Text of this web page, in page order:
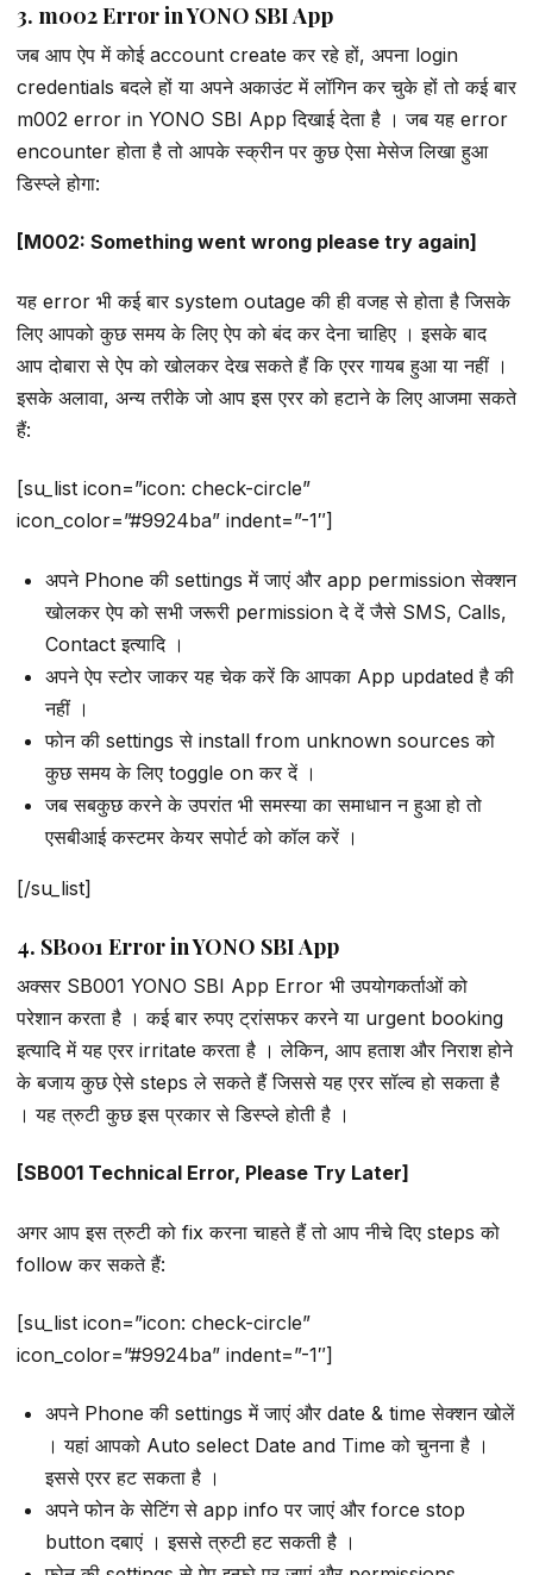
3. m002 Error in YONO SBI App
जब आप ऐप में कोई account create कर रहे हों, अपना login
credentials बदले हों या अपने अकाउंट में लॉगिन कर चुके हों तो कई बार
m002 error in YONO SBI App दिखाई देता है । जब यह error
encounter होता है तो आपके स्क्रीन पर कुछ ऐसा मेसेज लिखा हुआ
डिस्प्ले होगा:
[M002: Something went wrong please try again]
यह error भी कई बार system outage की ही वजह से होता है जिसके
लिए आपको कुछ समय के लिए ऐप को बंद कर देना चाहिए । इसके बाद
आप दोबारा से ऐप को खोलकर देख सकते हैं कि एरर गायब हुआ या नहीं ।
इसके अलावा, अन्य तरीके जो आप इस एरर को हटाने के लिए आजमा सकते
हैं:
[su_list icon=”icon: check-circle”
icon_color=”#9924ba” indent=”-1″]
अपने Phone की settings में जाएं और app permission सेक्शन
खोलकर ऐप को सभी जरूरी permission दे दें जैसे SMS, Calls,
Contact इत्यादि ।
अपने ऐप स्टोर जाकर यह चेक करें कि आपका App updated है की
नहीं ।
फोन की settings से install from unknown sources को
कुछ समय के लिए toggle on कर दें ।
जब सबकुछ करने के उपरांत भी समस्या का समाधान न हुआ हो तो
एसबीआई कस्टमर केयर सपोर्ट को कॉल करें ।
[/su_list]
4. SB001 Error in YONO SBI App
अक्सर SB001 YONO SBI App Error भी उपयोगकर्ताओं को
परेशान करता है । कई बार रुपए ट्रांसफर करने या urgent booking
इत्यादि में यह एरर irritate करता है । लेकिन, आप हताश और निराश होने
के बजाय कुछ ऐसे steps ले सकते हैं जिससे यह एरर सॉल्व हो सकता है
। यह त्रुटी कुछ इस प्रकार से डिस्प्ले होती है ।
[SB001 Technical Error, Please Try Later]
अगर आप इस त्रुटी को fix करना चाहते हैं तो आप नीचे दिए steps को
follow कर सकते हैं:
[su_list icon=”icon: check-circle”
icon_color=”#9924ba” indent=”-1″]
अपने Phone की settings में जाएं और date & time सेक्शन खोलें
। यहां आपको Auto select Date and Time को चुनना है ।
इससे एरर हट सकता है ।
अपने फोन के सेटिंग से app info पर जाएं और force stop
button दबाएं । इससे त्रुटी हट सकती है ।